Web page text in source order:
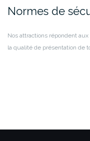
Normes de
Nos attractions répondent
la qualité de présentation de